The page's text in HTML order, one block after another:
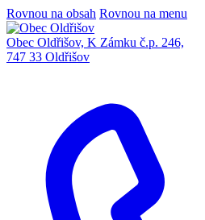
Rovnou na obsah Rovnou na menu
Obec Oldřišov, K Zámku č.p. 246,
747 33 Oldřišov